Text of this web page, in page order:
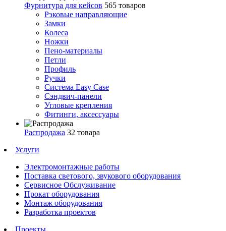
Фурнитура для кейсов 565 товаров
Рэковые направляющие
Замки
Колеса
Ножки
Пено-материалы
Петли
Профиль
Ручки
Система Easy Case
Сэндвич-панели
Угловые крепления
Фитинги, аксессуары
Распродажа 32 товара
Услуги
Электромонтажные работы
Поставка светового, звукового оборудования
Сервисное Обслуживание
Прокат оборудования
Монтаж оборудования
Разработка проектов
Проекты